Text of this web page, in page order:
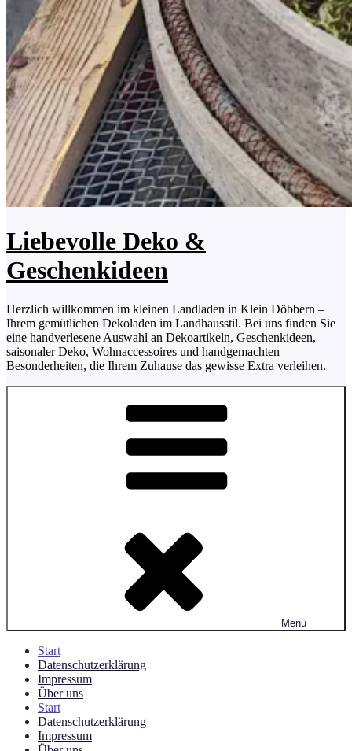
Liebevolle Deko &
Geschenkideen
Herzlich willkommen im kleinen Landladen in Klein Döbbern –
Ihrem gemütlichen Dekoladen im Landhausstil. Bei uns finden Sie
eine handverlesene Auswahl an Dekoartikeln, Geschenkideen,
saisonaler Deko, Wohnaccessoires und handgemachten
Besonderheiten, die Ihrem Zuhause das gewisse Extra verleihen.
Menü
Start
Datenschutzerklärung
Impressum
Über uns
Start
Datenschutzerklärung
Impressum